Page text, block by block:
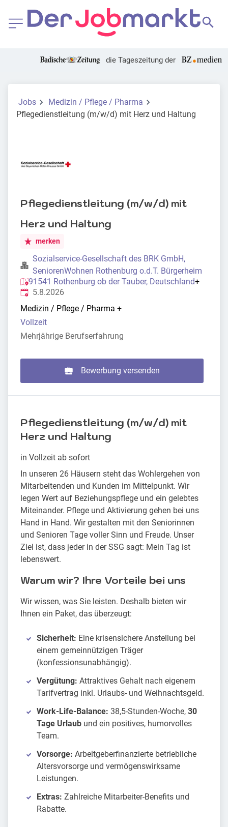
die Tageszeitung der
Jobs
Medizin / Pflege / Pharma
Pflegedienstleitung (m/w/d) mit Herz und Haltung
Pflegedienstleitung (m/w/d) mit
Herz und Haltung
merken
Sozialservice-Gesellschaft des BRK GmbH,
SeniorenWohnen Rothenburg o.d.T. Bürgerheim
91541 Rothenburg ob der Tauber, Deutschland+
Veröffentlicht
5.8.2026
Medizin / Pflege / Pharma +
Vollzeit
Mehrjährige Berufserfahrung
Bewerbung versenden
Pflegedienstleitung (m/w/d) mit
Herz und Haltung
in Vollzeit ab sofort
In unseren 26 Häusern steht das Wohlergehen von
Mitarbeitenden und Kunden im Mittelpunkt. Wir
legen Wert auf Beziehungspflege und ein gelebtes
Miteinander. Pflege und Aktivierung gehen bei uns
Hand in Hand. Wir gestalten mit den Seniorinnen
und Senioren Tage voller Sinn und Freude. Unser
Ziel ist, dass jeder in der SSG sagt: Mein Tag ist
lebenswert.
Warum wir? Ihre Vorteile bei uns
Wir wissen, was Sie leisten. Deshalb bieten wir
Ihnen ein Paket, das überzeugt:
Sicherheit: Eine krisensichere Anstellung bei
einem gemeinnützigen Träger
(konfessionsunabhängig).
Vergütung: Attraktives Gehalt nach eigenem
Tarifvertrag inkl. Urlaubs- und Weihnachtsgeld.
Work-Life-Balance: 38,5-Stunden-Woche, 30
Tage Urlaub und ein positives, humorvolles
Team.
Vorsorge: Arbeitgeberfinanzierte betriebliche
Altersvorsorge und vermögenswirksame
Leistungen.
Extras: Zahlreiche Mitarbeiter-Benefits und
Rabatte.